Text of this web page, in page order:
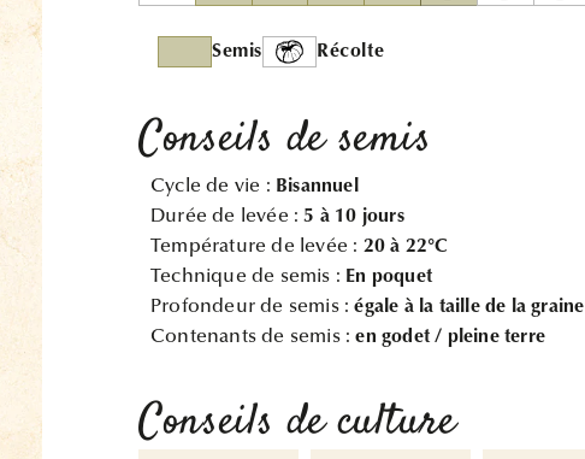
Semis Récolte
Conseils de semis
Cycle de vie : Bisannuel
Durée de levée :5 à 10 jours
Température de levée : 20 à 22°C
Technique de semis : En poquet
Profondeur de semis :égale à la taille de la graine
Contenants de semis :en godet / pleine terre
Conseils de culture